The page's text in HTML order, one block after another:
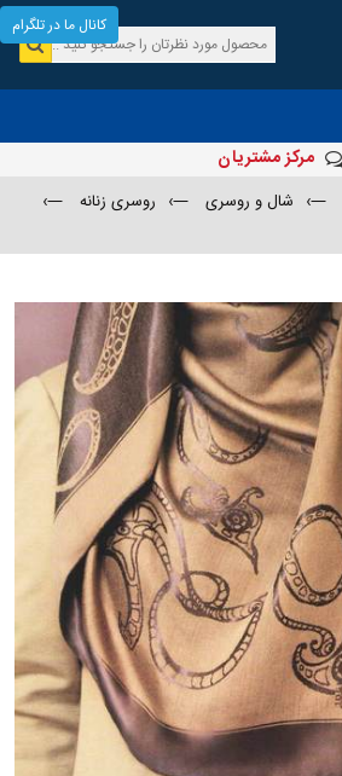
مرکز مشتریان
—› شال و روسری —› روسری زنانه
—›
کانال ما در تلگرام